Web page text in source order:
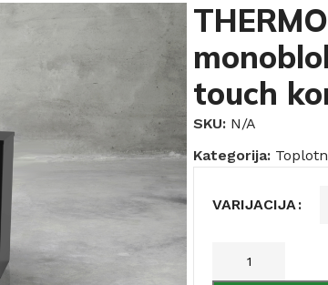
touch
SKU: N/A
Kategorija:
VARIJACIJA